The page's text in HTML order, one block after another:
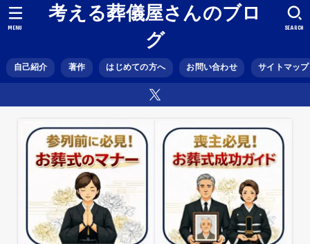
考える葬儀屋さんのブロ
グ
自己紹介 著作 はじめての方へ お問い合わせ サイトマップ
SEARCH
MENU